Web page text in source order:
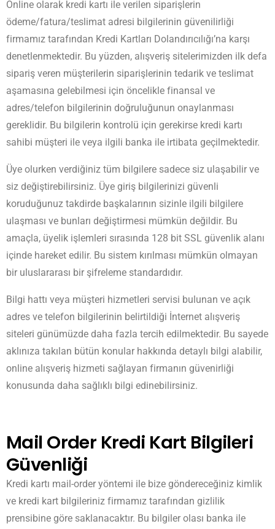
Online olarak kredi kartı ile verilen siparişlerin
ödeme/fatura/teslimat adresi bilgilerinin güvenilirliği
firmamız tarafından Kredi Kartları Dolandırıcılığı’na karşı
denetlenmektedir. Bu yüzden, alışveriş sitelerimizden ilk defa
sipariş veren müşterilerin siparişlerinin tedarik ve teslimat
aşamasına gelebilmesi için öncelikle finansal ve
adres/telefon bilgilerinin doğruluğunun onaylanması
gereklidir. Bu bilgilerin kontrolü için gerekirse kredi kartı
sahibi müşteri ile veya ilgili banka ile irtibata geçilmektedir.
Üye olurken verdiğiniz tüm bilgilere sadece siz ulaşabilir ve
siz değiştirebilirsiniz. Üye giriş bilgilerinizi güvenli
koruduğunuz takdirde başkalarının sizinle ilgili bilgilere
ulaşması ve bunları değiştirmesi mümkün değildir. Bu
amaçla, üyelik işlemleri sırasında 128 bit SSL güvenlik alanı
içinde hareket edilir. Bu sistem kırılması mümkün olmayan
bir uluslararası bir şifreleme standardıdır.
Bilgi hattı veya müşteri hizmetleri servisi bulunan ve açık
adres ve telefon bilgilerinin belirtildiği İnternet alışveriş
siteleri günümüzde daha fazla tercih edilmektedir. Bu sayede
aklınıza takılan bütün konular hakkında detaylı bilgi alabilir,
online alışveriş hizmeti sağlayan firmanın güvenirliği
konusunda daha sağlıklı bilgi edinebilirsiniz.
Mail Order Kredi Kart Bilgileri
Güvenliği
Kredi kartı mail-order yöntemi ile bize göndereceğiniz kimlik
ve kredi kart bilgileriniz firmamız tarafından gizlilik
prensibine göre saklanacaktır. Bu bilgiler olası banka ile